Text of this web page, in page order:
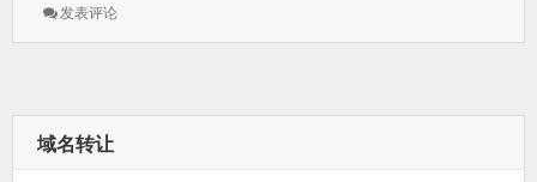
发表评论: Nexus
域名转让